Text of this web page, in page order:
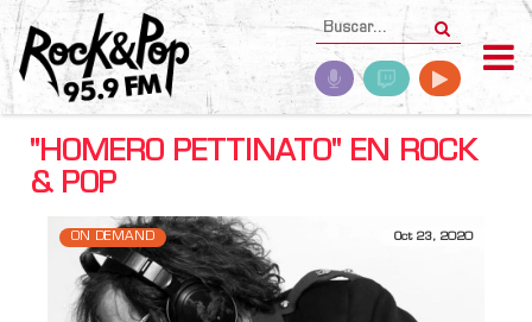
"HOMERO PETTINATO" EN ROCK
& POP
ON DEMAND Oct 23, 2020